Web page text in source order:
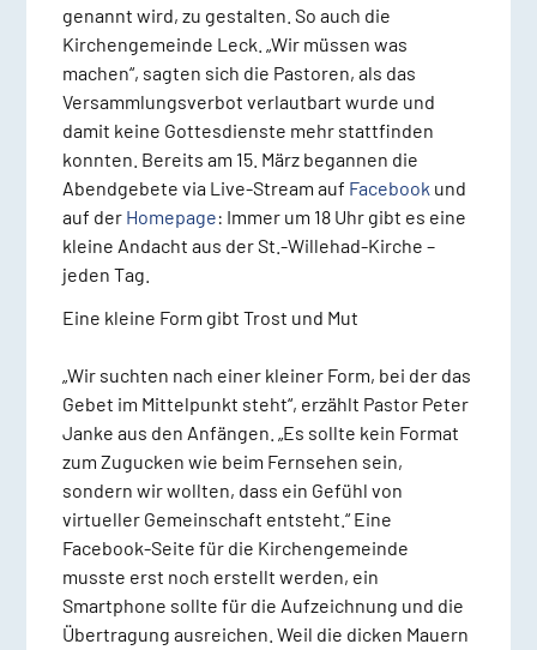
genannt wird, zu gestalten. So auch die
Kirchengemeinde Leck. „Wir müssen was
machen“, sagten sich die Pastoren, als das
Versammlungsverbot verlautbart wurde und
damit keine Gottesdienste mehr stattfinden
konnten. Bereits am 15. März begannen die
Abendgebete via Live-Stream auf Facebook und
auf der Homepage: Immer um 18 Uhr gibt es eine
kleine Andacht aus der St.-Willehad-Kirche –
jeden Tag.
Eine kleine Form gibt Trost und Mut
„Wir suchten nach einer kleiner Form, bei der das
Gebet im Mittelpunkt steht“, erzählt Pastor Peter
Janke aus den Anfängen. „Es sollte kein Format
zum Zugucken wie beim Fernsehen sein,
sondern wir wollten, dass ein Gefühl von
virtueller Gemeinschaft entsteht.“ Eine
Facebook-Seite für die Kirchengemeinde
musste erst noch erstellt werden, ein
Smartphone sollte für die Aufzeichnung und die
Übertragung ausreichen. Weil die dicken Mauern